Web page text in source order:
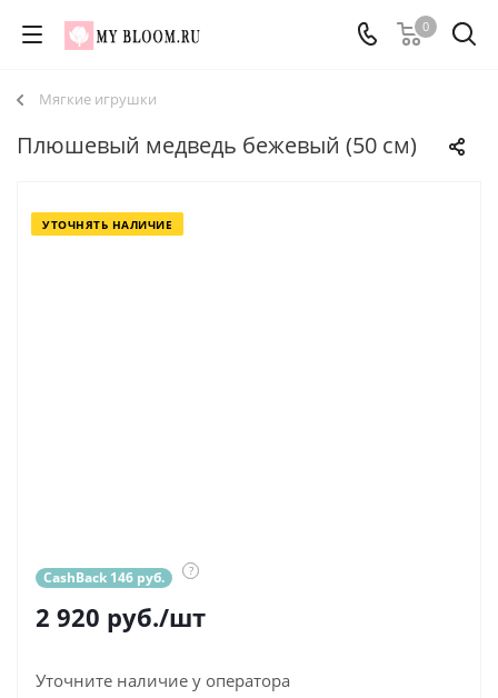
0
Мягкие игрушки
Плюшевый медведь бежевый (50 см)
УТОЧНЯТЬ НАЛИЧИЕ
CashBack 146 руб. ?
2 920 руб./шт
Уточните наличие у оператора